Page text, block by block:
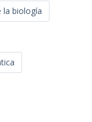
la biología